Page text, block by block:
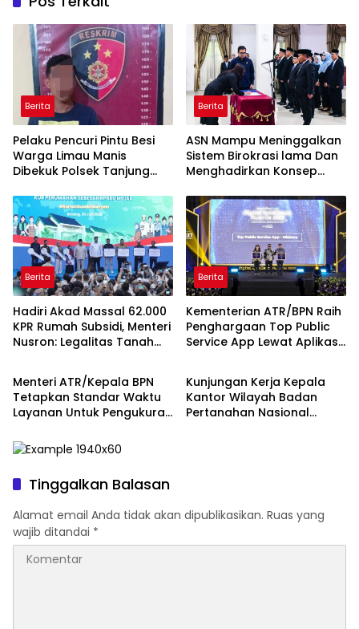
Berita
Pelaku Pencuri Pintu Besi
Warga Limau Manis
Dibekuk Polsek Tanjung
Berita
ASN Mampu Meninggalkan
Sistem Birokrasi lama Dan
Menghadirkan Konsep
Berita
Hadiri Akad Massal 62.000
KPR Rumah Subsidi, Menteri
Nusron: Legalitas Tanah
Berita
Kementerian ATR/BPN Raih
Penghargaan Top Public
Service App Lewat Aplikasi
Berita
Menteri ATR/Kepala BPN
Tetapkan Standar Waktu
Layanan Untuk Pengukuran
Berita
Kunjungan Kerja Kepala
Kantor Wilayah Badan
Pertanahan Nasional
Tinggalkan Balasan
Alamat email Anda tidak akan dipublikasikan. Ruas yang
wajib ditandai *